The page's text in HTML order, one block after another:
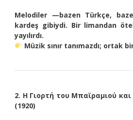
Melodiler —bazen Türkçe,
kardeş gibiydi. Bir limandan
yayılırdı.
Müzik sınır tanımazdı; ortak
2. Η Γιορτή του Μπαϊραμιού
(1920)